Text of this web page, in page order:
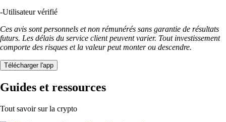
-Utilisateur vérifié
Ces avis sont personnels et non rémunérés sans garantie de résultats
futurs. Les délais du service client peuvent varier. Tout investissement
comporte des risques et la valeur peut monter ou descendre.
Télécharger l'app
Guides et ressources
Tout savoir sur la crypto